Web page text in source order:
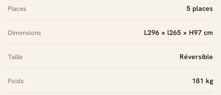
Places 5 places
Dimensions L296 × l265 × H97 cm
Taille Réversible
Poids 181 kg